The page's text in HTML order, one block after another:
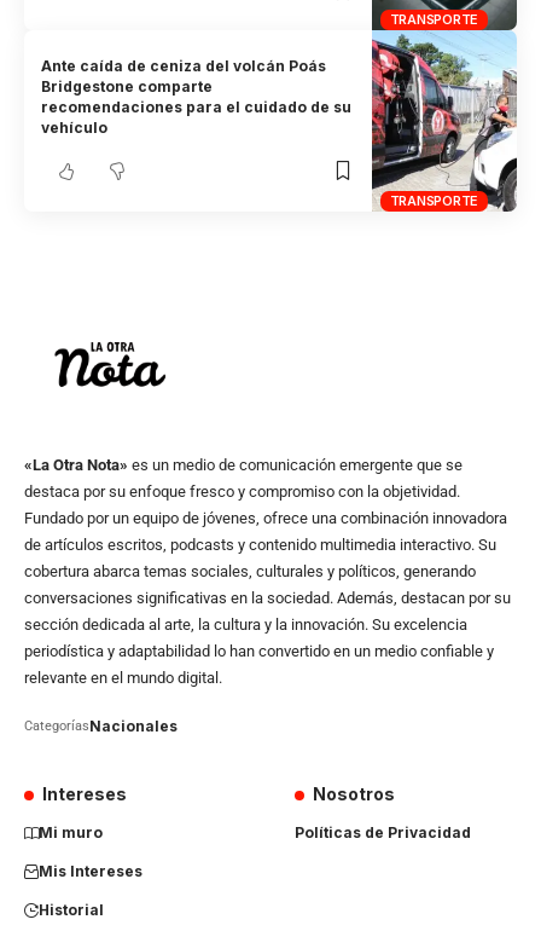
TRANSPORTE
TRANSPORTE
Ante caída de ceniza del volcán Poás
Bridgestone comparte
recomendaciones para el cuidado de su
vehículo
«La Otra Nota» es un medio de comunicación emergente que se
destaca por su enfoque fresco y compromiso con la objetividad.
Fundado por un equipo de jóvenes, ofrece una combinación innovadora
de artículos escritos, podcasts y contenido multimedia interactivo. Su
cobertura abarca temas sociales, culturales y políticos, generando
conversaciones significativas en la sociedad. Además, destacan por su
sección dedicada al arte, la cultura y la innovación. Su excelencia
periodística y adaptabilidad lo han convertido en un medio confiable y
relevante en el mundo digital.
CategoríasNacionales
Intereses
Mi muro
Mis Intereses
Historial
Nosotros
Políticas de Privacidad